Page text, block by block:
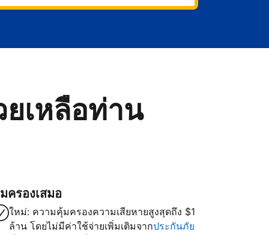
ยเหลือท่าน
ครองเสมอ
ใหม่: ความคุ้มครองความเสียหายสูงสุดถึง $1
ล้าน โดยไม่มีค่าใช้จ่ายเพิ่มเติมจากประกันภัย